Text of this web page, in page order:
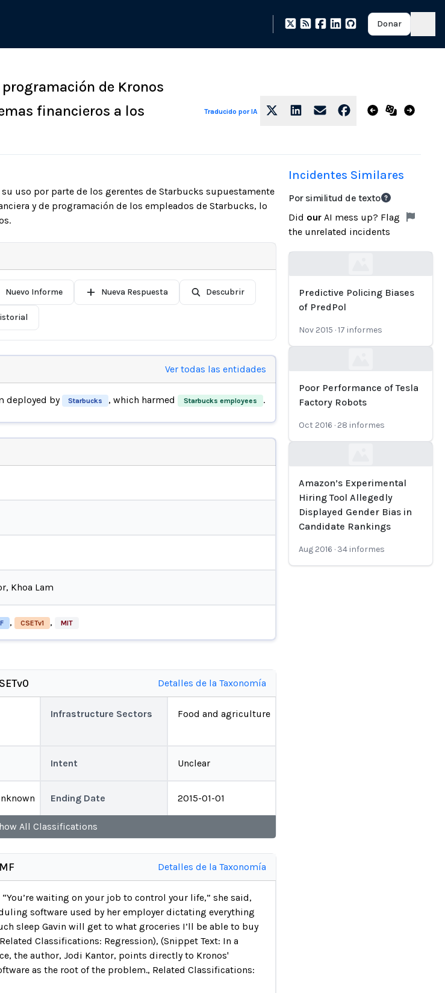
Donar
de Kronos
financieros a los
Traducido por IA
uso por parte de los gerentes de Starbucks supuestamente
y de programación de los empleados de Starbucks, lo
Nuevo Informe Nueva Respuesta Descubrir
Ver todas las entidades
deployed by Starbucks , which harmed Starbucks employees .
Khoa Lam
, CSETv1 , MIT
Detalles de la Taxonomía
Infrastructure Sectors Food and agriculture
Intent Unclear
Ending Date 2015-01-01
All Classifications
Detalles de la Taxonomía
waiting on your job to control your life,” she said,
software used by her employer dictating everything
sleep Gavin will get to what groceries I’ll be able to buy
Classifications: Regression), (Snippet Text: In a
the author, Jodi Kantor, points directly to Kronos'
as the root of the problem., Related Classifications:
Incidentes Similares
Por similitud de texto
Did our AI mess up? Flag
the unrelated incidents
Predictive Policing Biases
of PredPol
Nov 2015 ·17 informes
Poor Performance of Tesla
Factory Robots
Oct 2016 · 28 informes
Amazon’s Experimental
Hiring Tool Allegedly
Displayed Gender Bias in
Candidate Rankings
Aug 2016 · 34 informes